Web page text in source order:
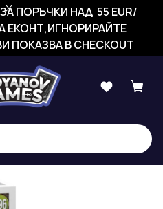
ПОРЪЧКИ НАД 55 EUR/
ЕКОНТ,ИГНОРИРАЙТЕ
В CHECKOUT